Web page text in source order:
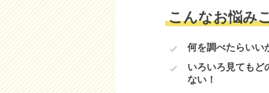
こんなお悩み
何を調べたらいい
いろいろ見てもど
ない！